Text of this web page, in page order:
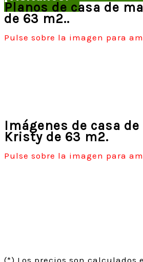
Planos de casa de
de 63 m2..
Pulse sobre la imagen para
Imágenes de casa
Kristy de 63 m2.
Pulse sobre la imagen para
(*) Los precios son calculados